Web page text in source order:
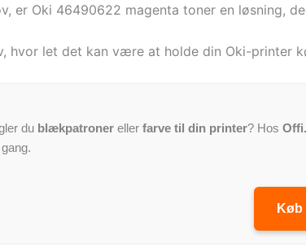
er Oki 46490622 magenta toner en løsning,
hvor let det kan være at holde din Oki-printer
du blækpatroner eller farve til din printer? Hos